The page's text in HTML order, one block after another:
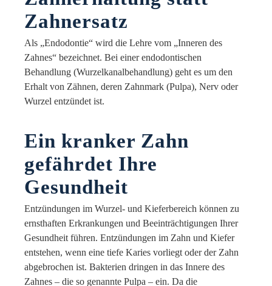
Zahnersatz
Als „Endodontie“ wird die Lehre vom „Inneren des
Zahnes“ bezeichnet. Bei einer endodontischen
Behandlung (Wurzelkanalbehandlung) geht es um den
Erhalt von Zähnen, deren Zahnmark (Pulpa), Nerv oder
Wurzel entzündet ist.
Ein kranker Zahn
gefährdet Ihre
Gesundheit
Entzündungen im Wurzel- und Kieferbereich können zu
ernsthaften Erkrankungen und Beeinträchtigungen Ihrer
Gesundheit führen. Entzündungen im Zahn und Kiefer
entstehen, wenn eine tiefe Karies vorliegt oder der Zahn
abgebrochen ist. Bakterien dringen in das Innere des
Zahnes – die so genannte Pulpa – ein. Da die